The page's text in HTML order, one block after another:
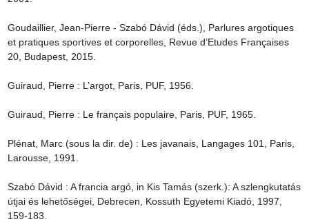
Goudaillier, Jean-Pierre - Szabó Dávid (éds.), Parlures argotiques
et pratiques sportives et corporelles, Revue d’Etudes Françaises
20, Budapest, 2015.
Guiraud, Pierre : L’argot, Paris, PUF, 1956.
Guiraud, Pierre : Le français populaire, Paris, PUF, 1965.
Plénat, Marc (sous la dir. de) : Les javanais, Langages 101, Paris,
Larousse, 1991.
Szabó Dávid : A francia argó, in Kis Tamás (szerk.): A szlengkutatás
útjai és lehetőségei, Debrecen, Kossuth Egyetemi Kiadó, 1997,
159-183.